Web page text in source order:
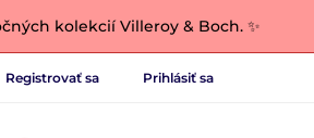
kolekcií Villeroy & Boch. ✨
Registrovať sa Prihlásiť sa